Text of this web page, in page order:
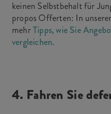
keinen Selbstbehalt für
propos Offerten: In
mehrTipps, wie Sie
vergleichen.
4. Fahren Sie